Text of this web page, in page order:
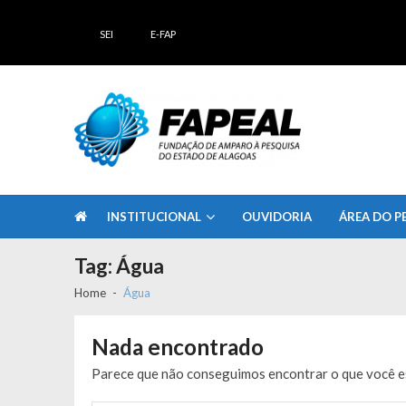
SEI E-FAP
INSTITUCIONAL OUVIDORIA ÁREA DO
Tag:Água
Home Água
Nada encontrado
Parece que não conseguimos encontrar o que você